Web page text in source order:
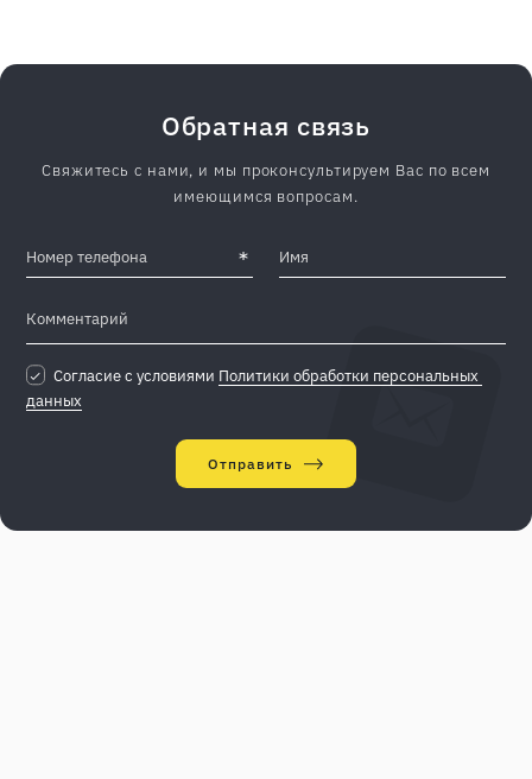
Обратная связь
Свяжитесь с нами, и мы проконсультируем Вас по всем
имеющимся вопросам.
Согласие с условиями Политики обработки персональных
данных
Отправить